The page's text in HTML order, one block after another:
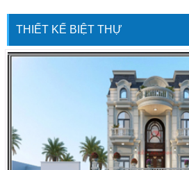
THIẾT KẾ BIỆT THỰ